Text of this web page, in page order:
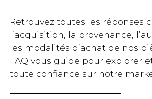
Retrouvez toutes les réponses
l’acquisition, la provenance,
les modalités d’achat de nos
FAQ vous guide pour explorer
toute confiance sur notre